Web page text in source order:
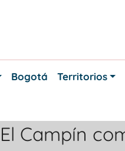
Bogotá Territorios
Campín